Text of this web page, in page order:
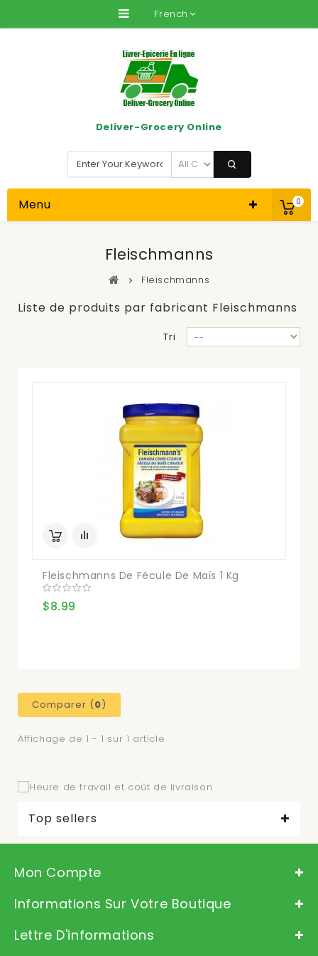
French
0
Deliver-Grocery Online
Menu
Fleischmanns
Fleischmanns
Liste de produits par fabricant Fleischmanns
Tri
Fleischmanns De Fécule De Maïs 1 Kg
$8.99
Comparer (0)
Affichage de 1 - 1 sur 1 article
Top sellers
Mon Compte
Informations Sur Votre Boutique
Lettre D'informations